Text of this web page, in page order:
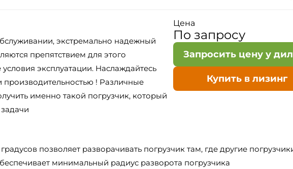
экстремально надежный
препятствием для этого
эксплуатации. Наслаждайтесь
! Различные
именно такой погрузчик, который
Цена
По запросу
Запросить цену у
Купить в лизинг
позволяет разворачивать погрузчик там, где другие
минимальный радиус разворота погрузчика